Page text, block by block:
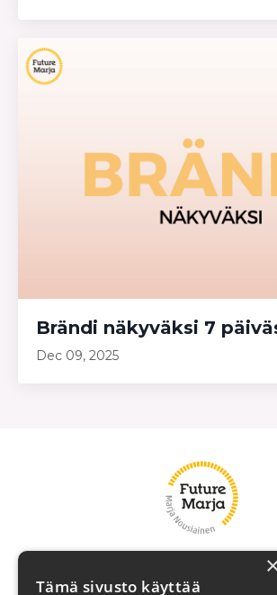
Brändi näkyväksi 7
Dec 09, 2025
Tämä sivusto käyttää